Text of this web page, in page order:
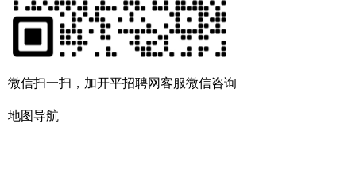
微信扫一扫，加开平招聘网客服微信咨询
地图导航